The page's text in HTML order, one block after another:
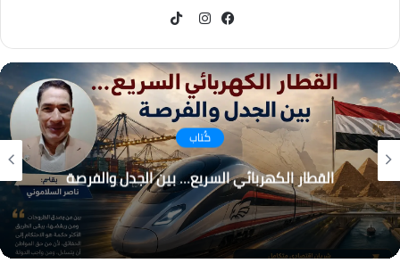
كُتاب
القطار الكهربائي السريع… بين الجدل والفرصة